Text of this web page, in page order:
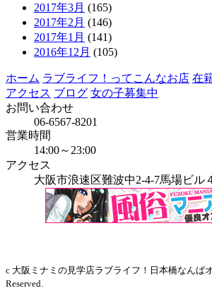
2017年3月 (165)
2017年2月 (146)
2017年1月 (141)
2016年12月 (105)
ホーム ラブライフ！ってこんなお店 在
アクセス ブログ 女の子募集中
お問い合わせ
06-6567-8201
営業時間
14:00～23:00
アクセス
大阪市浪速区難波中2-4-7馬場ビル
c 大阪ミナミの見学店ラブライフ！日本橋なんば
Reserved.